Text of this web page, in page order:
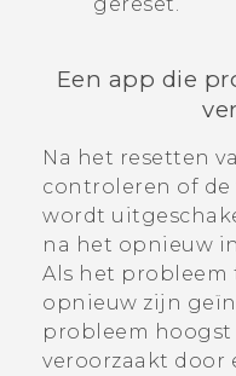
Een app die
Na het resetten
controleren of
wordt
na het opnieuw
Als het
opnieuw zijn
probleem
veroorzaakt door